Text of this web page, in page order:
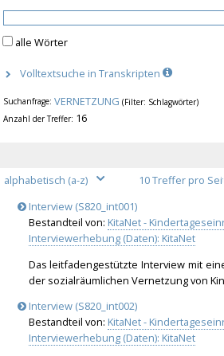
alle Wörter
Volltextsuche in Transkripten
Suchanfrage: VERNETZUNG (Filter: Schlagwörter)
Anzahl der Treffer: 16
Interview (S820_int001)
Bestandteil von: KitaNet -
Interviewerhebung (Daten): KitaNet
Das leitfadengestützte Interview mit
der sozialräumlichen Vernetzung von
Interview (S820_int002)
Bestandteil von: KitaNet -
Interviewerhebung (Daten): KitaNet